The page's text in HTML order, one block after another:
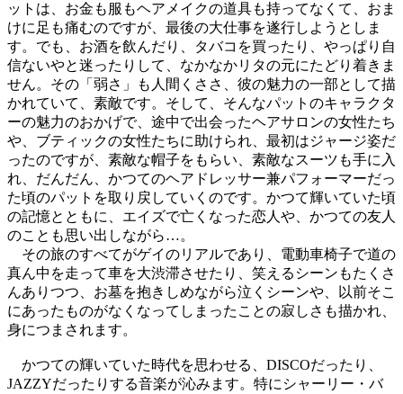
ットは、お金も服もヘアメイクの道具も持ってなくて、おま
けに足も痛むのですが、最後の大仕事を遂行しようとしま
す。でも、お酒を飲んだり、タバコを買ったり、やっぱり自
信ないやと迷ったりして、なかなかリタの元にたどり着きま
せん。その「弱さ」も人間くささ、彼の魅力の一部として描
かれていて、素敵です。そして、そんなパットのキャラクタ
ーの魅力のおかげで、途中で出会ったヘアサロンの女性たち
や、ブティックの女性たちに助けられ、最初はジャージ姿だ
ったのですが、素敵な帽子をもらい、素敵なスーツも手に入
れ、だんだん、かつてのヘアドレッサー兼パフォーマーだっ
た頃のパットを取り戻していくのです。かつて輝いていた頃
の記憶とともに、エイズで亡くなった恋人や、かつての友人
のことも思い出しながら…。
その旅のすべてがゲイのリアルであり、電動車椅子で道の
真ん中を走って車を大渋滞させたり、笑えるシーンもたくさ
んありつつ、お墓を抱きしめながら泣くシーンや、以前そこ
にあったものがなくなってしまったことの寂しさも描かれ、
身につまされます。
かつての輝いていた時代を思わせる、DISCOだったり、
JAZZYだったりする音楽が沁みます。特にシャーリー・バ